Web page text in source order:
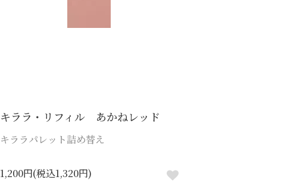
キララ・リフィル あかねレッド
キララパレット詰め替え
1,200円(税込1,320円)